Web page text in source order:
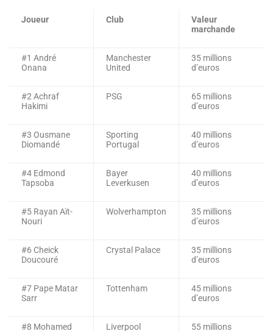
Joueur Club
Valeur
marchande
#1 André
Onana
Manchester
United
35 millions
d’euros
#2 Achraf
Hakimi
PSG
65 millions
d’euros
#3 Ousmane
Diomandé
Sporting
Portugal
40 millions
d’euros
#4 Edmond
Tapsoba
Bayer
Leverkusen
40 millions
d’euros
#5 Rayan Aït-
Nouri
Wolverhampton
35 millions
d’euros
#6 Cheick
Doucouré
Crystal Palace
35 millions
d’euros
#7 Pape Matar
Sarr
Tottenham
45 millions
d’euros
#8 Mohamed
Liverpool
55 millions